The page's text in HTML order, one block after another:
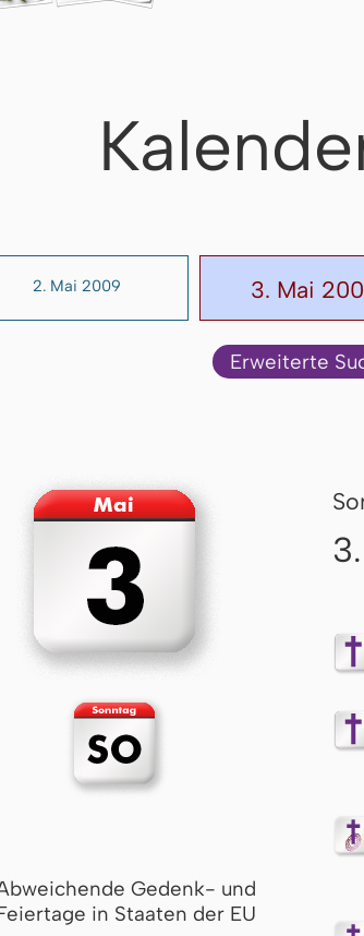
2. Mai 2009 3. Mai
Erweiterte
Gedenk- und
in Staaten der EU